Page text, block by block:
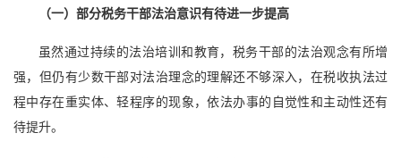
（一）部分税务干部法治意识有待进一步提高
虽然通过持续的法治培训和教育，税务干部的法治观念有所增
强，但仍有少数干部对法治理念的理解还不够深入，在税收执法过
程中存在重实体、轻程序的现象，依法办事的自觉性和主动性还有
待提升。